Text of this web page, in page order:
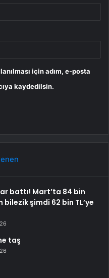
için adım, e-posta
kaydedilsin.
battı! Mart’ta 84 bin
bilezik şimdi 62 bin TL’ye
taş